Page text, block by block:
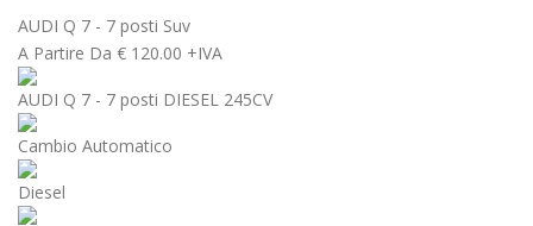
AUDI Q 7 - 7 posti Suv
A Partire Da € 120.00 +IVA
AUDI Q 7 - 7 posti DIESEL 245CV
Cambio Automatico
Diesel